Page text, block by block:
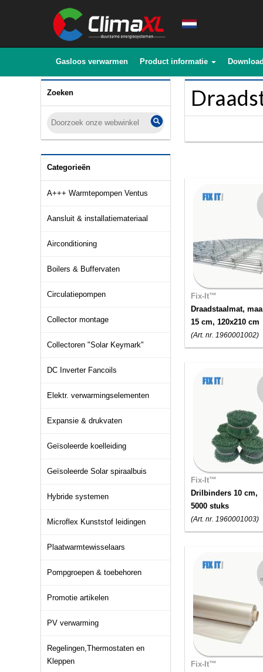
Gasloos verwarmen Product informatie
Zoeken
Categorieën
A+++ Warmtepompen Ventus
Aansluit & installatiemateriaal
Airconditioning
Boilers & Buffervaten
Circulatiepompen
Collector montage
Collectoren "Solar Keymark"
DC Inverter Fancoils
Elektr. verwarmingselementen
Expansie & drukvaten
Geïsoleerde koelleiding
Geïsoleerde Solar spiraalbuis
Hybride systemen
Microflex Kunststof leidingen
Plaatwarmtewisselaars
Pompgroepen & toebehoren
Promotie artikelen
PV verwarming
Regelingen,Thermostaten en
Kleppen
Fix-It™
Draadstaalmat,
15 cm, 120x210 cm
(Art. nr. 1960001002)
Fix-It™
Drilbinders 10 cm,
5000 stuks
(Art. nr. 1960001003)
Fix-It™